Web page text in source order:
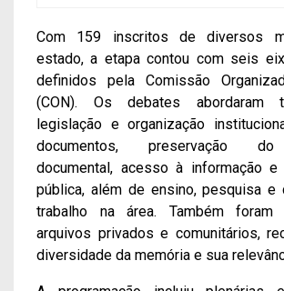
Com 159 inscritos de diversos
estado, a etapa contou com seis
definidos pela Comissão
(CON). Os debates abordaram
legislação e organização
documentos, preservação do
documental, acesso à informação e
pública, além de ensino, pesquisa e
trabalho na área. Também foram
arquivos privados e comunitários,
diversidade da memória e sua